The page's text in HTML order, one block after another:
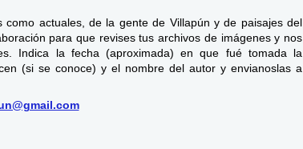
actuales, de la gente de Villapún y de paisajes del
para que revises tus archivos de imágenes y nos
Indica la fecha (aproximada) en que fué tomada la
(si se conoce) y el nombre del autor y envianoslas a